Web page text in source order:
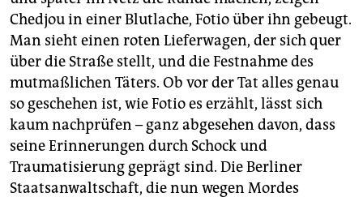
Chedjou in einer Blutlache, Fotio über ihn gebeugt.
Man sieht einen roten Lieferwagen, der sich quer
über die Straße stellt, und die Festnahme des
mutmaßlichen Täters. Ob vor der Tat alles genau
so geschehen ist, wie Fotio es erzählt, lässt sich
kaum nachprüfen – ganz abgesehen davon, dass
seine Erinnerungen durch Schock und
Traumatisierung geprägt sind. Die Berliner
Staatsanwaltschaft, die nun wegen Mordes